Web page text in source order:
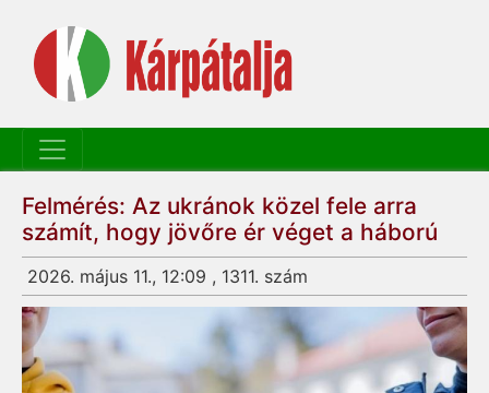
Felmérés: Az ukránok közel fele arra
számít, hogy jövőre ér véget a háború
2026. május 11., 12:09 , 1311. szám